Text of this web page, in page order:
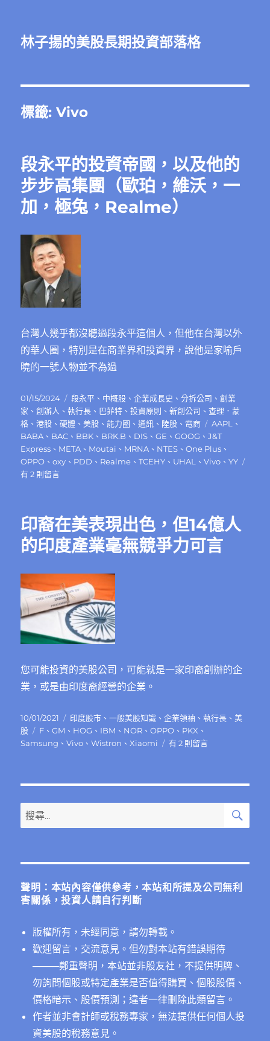
林子揚的美股長期投資部落格
標籤:Vivo
段永平的投資帝國，以及他的
步步高集團（歐珀，維沃，一
加，極兔，Realme）
台灣人幾乎都沒聽過段永平這個人，但他在台灣以外
的華人圈，特別是在商業界和投資界，說他是家喻戶
曉的一號人物並不為過
發
佈
日
期:
01/15/2024
分
類
段永平 、 中概股 、企業成長史 、分拆公司 、創業
家 、創辦人 、執行長 、 巴菲特 、投資原則 、新創公司 、查理．蒙
格 、港股 、硬體 、美股 、 能力圈 、通訊 、 陸股 、 電商
標
籤
AAPL
、
BABA 、 BAC 、 BBK 、 BRK.B 、 DIS 、GE 、GOOG 、J&T
Express 、 META 、 Moutai 、 MRNA 、 NTES 、One Plus 、
OPPO 、oxy 、 PDD 、 Realme 、TCEHY 、 UHAL 、Vivo 、YY
中
有 2 則留言
印裔在美表現出色，但14億人
的印度產業毫無競爭力可言
您可能投資的美股公司，可能就是一家印裔創辦的企
業，或是由印度裔經營的企業。
發
佈
日
10/01/2021
分
類
印度股市 、一般美股知識 、企業領袖 、執行長 、美
股
標
籤
F 、GM 、 HOG 、 IBM 、 NOR 、OPPO 、 PKX 、
Samsung 、Vivo 、Wistron 、Xiaomi
在
表
出
億
人
度
產
毫
無
競
力
有 2 則留言
搜
尋
鍵
搜
聲明：本站內容僅供參考，本站和所提及公司無利
害關係，投資人請自行判斷
版權所有，未經同意，請勿轉載。
歡迎留言，交流意見。但勿對本站有錯誤期待
────鄭重聲明，本站並非股友社，不提供明牌、
勿詢問個股或特定產業是否值得購買、個股股價、
價格暗示、股價預測；違者一律刪除此類留言。
作者並非會計師或稅務專家，無法提供任何個人投
資美股的稅務意見。